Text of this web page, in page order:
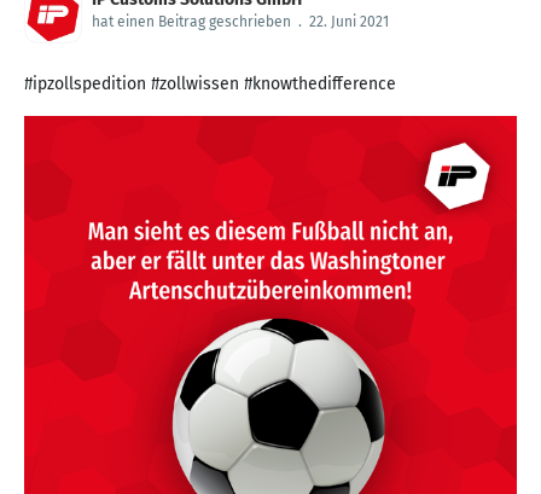
hat einen Beitrag geschrieben . 22. Juni 2021
#ipzollspedition #zollwissen #knowthedifference